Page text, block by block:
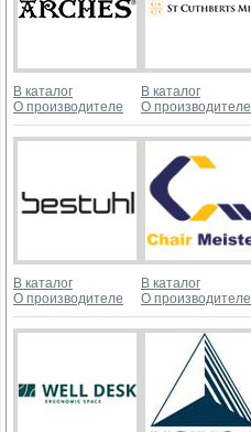
В каталог
О производителе
В каталог
О производителе
В каталог
О производителе
В каталог
О производителе